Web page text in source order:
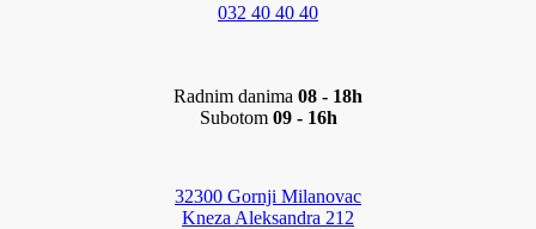
032 40 40 40
Radnim danima 08 - 18h
Subotom 09 - 16h
32300 Gornji Milanovac
Kneza Aleksandra 212